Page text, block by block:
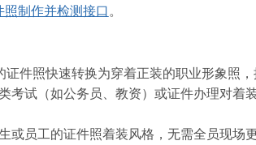
照制作并检测接口。
件照快速转换为穿着正装的职业形象照，
考试（如公务员、教资）或证件办理对着
或员工的证件照着装风格，无需全员现场